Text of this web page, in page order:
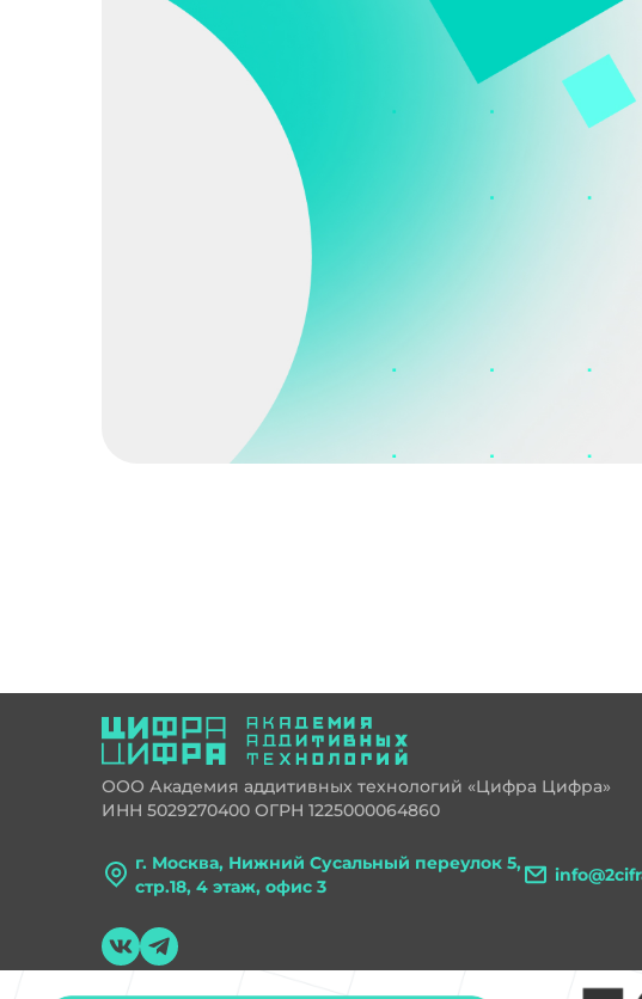
ООО Академия аддитивных технологий «Цифра Цифра»
ИНН 5029270400 ОГРН 1225000064860
г. Москва, Нижний Сусальный переулок 5,
стр.18, 4 этаж, офис 3